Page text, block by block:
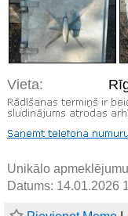
Vieta:
Unikālo
Datums: 14.01.2026